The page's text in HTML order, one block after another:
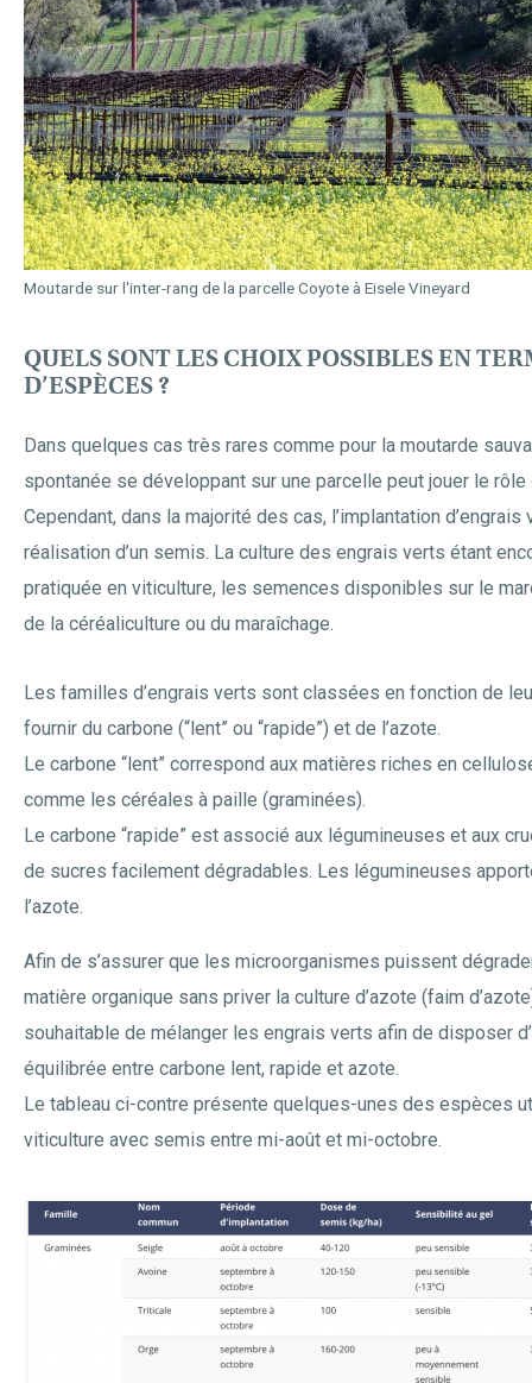
QUELS SONT LES CHOIX POSSIBLES EN
D’ESPÈCES ?
Dans quelques cas très rares comme pour la moutarde
spontanée se développant sur une parcelle peut jouer le rôle
Cependant, dans la majorité des cas, l’implantation
réalisation d’un semis. La culture des engrais verts étant
pratiquée en viticulture, les semences disponibles sur le
de la céréaliculture ou du maraîchage.
Moutarde sur l'inter-rang de la parcelle Coyote à Eisele Vineyard
Les familles d’engrais verts sont classées en fonction de
fournir du carbone (“lent” ou “rapide”) et de l’azote.
Le carbone “lent” correspond aux matières riches en
comme les céréales à paille (graminées).
Le carbone “rapide” est associé aux légumineuses et aux
de sucres facilement dégradables. Les légumineuses
l’azote.
Afin de s’assurer que les microorganismes puissent
matière organique sans priver la culture d’azote (faim
souhaitable de mélanger les engrais verts afin de disposer
équilibrée entre carbone lent, rapide et azote.
Le tableau ci-contre présente quelques-unes des espèces
viticulture avec semis entre mi-août et mi-octobre.